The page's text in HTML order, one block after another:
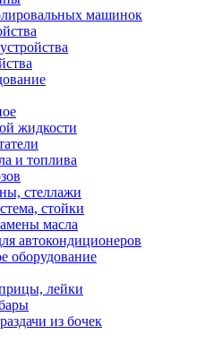
машинок
жидкости
и топлива
стеллажи
стойки
масла
автокондиционеров
оборудование
лейки
из бочек